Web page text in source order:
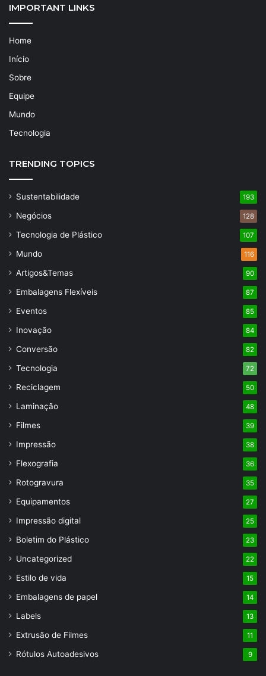
IMPORTANT LINKS
Home
Início
Sobre
Equipe
Mundo
Tecnologia
TRENDING TOPICS
Sustentabilidade 193
Negócios 128
Tecnologia de Plástico 107
Mundo 116
Artigos&Temas 90
Embalagens Flexíveis 87
Eventos 85
Inovação 84
Conversão 82
Tecnologia 72
Reciclagem 50
Laminação 48
Filmes 39
Impressão 38
Flexografia 36
Rotogravura 35
Equipamentos 27
Impressão digital 25
Boletim do Plástico 23
Uncategorized 22
Estilo de vida 15
Embalagens de papel 14
Labels 13
Extrusão de Filmes 11
Rótulos Autoadesivos 9